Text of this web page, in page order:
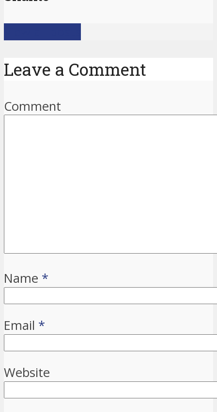
Leave a Comment
Comment
Name *
Email *
Website